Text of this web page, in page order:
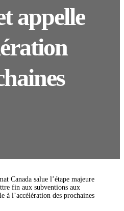
appelle
Canada salue l’étape majeure
fin aux subventions aux
à l’accélération des prochaines